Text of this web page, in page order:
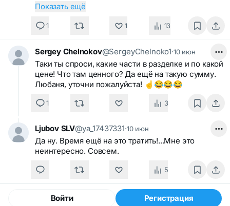
Показать ещё
1 1 13
Sergey Chelnokov@SergeyChelnoko1·10 июн
Таки ты спроси, какие части в разделке и по какой
цене! Что там ценного? Да ещё на такую сумму.
Любаня, уточни пожалуйста! ☝️😂😂😂
1 3
Ljubov SLV@ya_17437331·10 июн
Да ну. Время ещё на это тратить!...Мне это
неинтересно. Совсем.
5
Войти Регистрация